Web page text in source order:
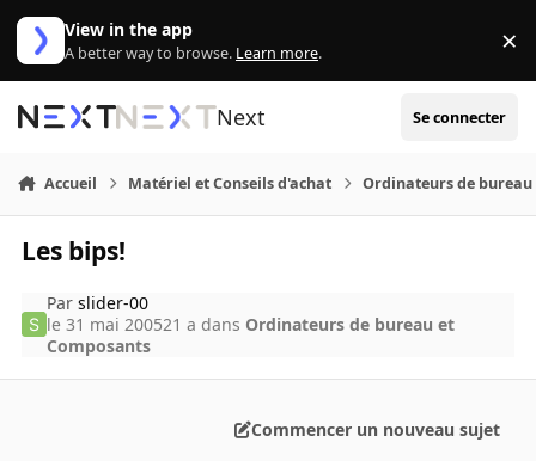
Aller au contenu
View in the app
A better way to browse. Learn more. ×
Next Se connecter
Accueil Matériel et Conseils d'achat Ordinateurs de bureau
Les bips!
Parslider-00
le 31 mai 200521 a dans Ordinateurs de bureau et
Composants
Commencer un nouveau sujet